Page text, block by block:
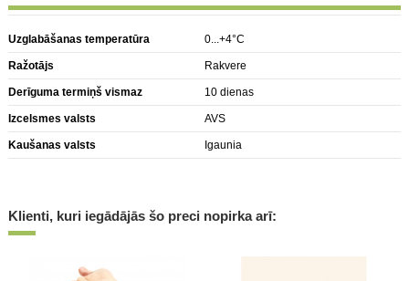
Uzglabāšanas temperatūra 0...+4°C
Ražotājs Rakvere
Derīguma termiņš vismaz 10 dienas
Izcelsmes valsts AVS
Kaušanas valsts Igaunia
Klienti, kuri iegādājās šo preci nopirka arī: